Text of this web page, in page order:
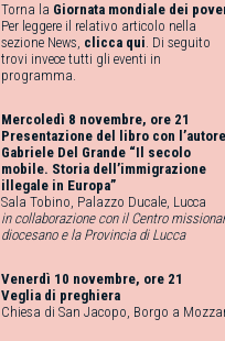
Torna la Giornata mondiale dei
Per leggere il relativo articolo nella
sezione News, clicca qui. Di seguito
trovi invece tutti gli eventi in
programma.
Mercoledì 8 novembre, ore 21
Presentazione del libro con l’autore
Gabriele Del Grande “Il secolo
mobile. Storia dell’immigrazione
illegale in Europa”
Sala Tobino, Palazzo Ducale, Lucca
in collaborazione con il Centro
diocesano e la Provincia di Lucca
Venerdì 10 novembre, ore 21
Veglia di preghiera
Chiesa di San Jacopo, Borgo a